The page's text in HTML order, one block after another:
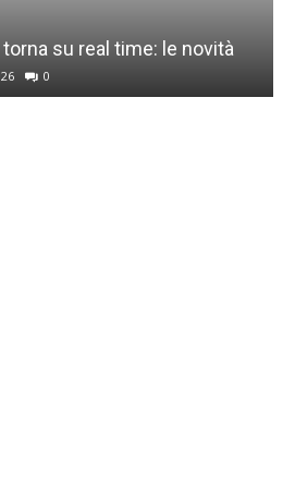
su real time: le novità
0